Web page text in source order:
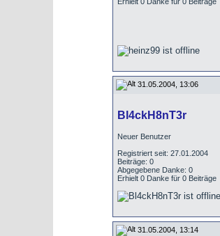
31.05.2004, 13:06
Bl4ckH8nT3r
Neuer Benutzer
Registriert seit: 27.01.2004
Beiträge: 0
Abgegebene Danke: 0
Erhielt 0 Danke für 0 Beiträge
31.05.2004, 13:14